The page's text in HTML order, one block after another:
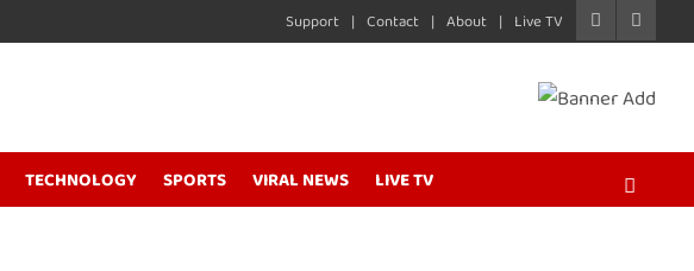
Support Contact About Live TV
TECHNOLOGY SPORTS VIRAL NEWS LIVE TV